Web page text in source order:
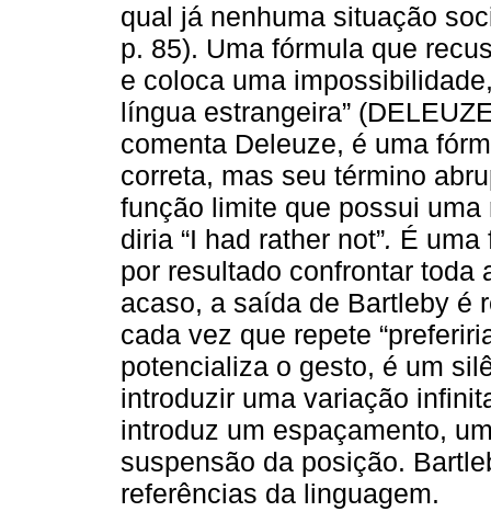
qual já nenhuma situação
p. 85). Uma fórmula que
e coloca uma
língua estrangeira”
comenta Deleuze, é uma
correta, mas seu término
função limite que possui
diria “I had rather not”. É uma
por resultado confrontar toda
acaso, a saída de Bartleby é
cada vez que repete
potencializa o gesto, é um
introduzir uma variação
introduz um espaçamento,
suspensão da posição.
referências da linguagem.